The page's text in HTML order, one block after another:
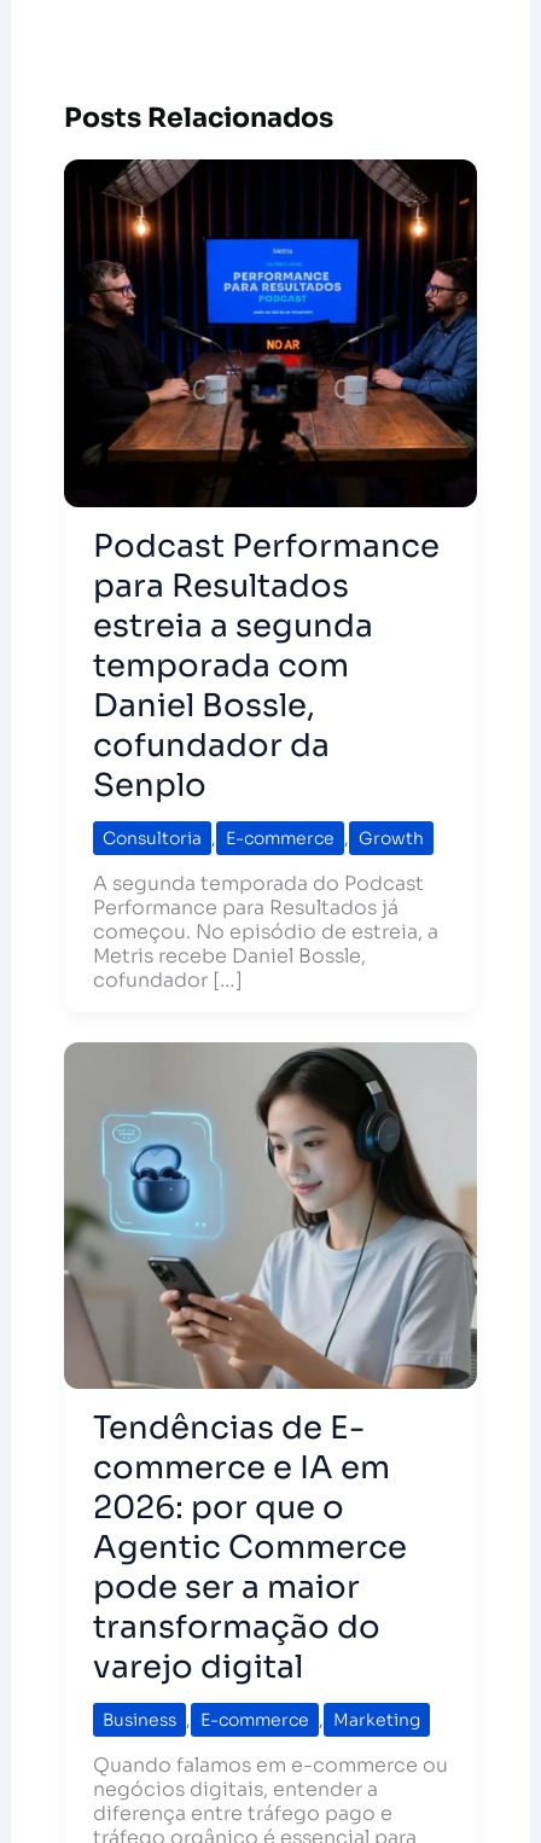
Posts Relacionados
Podcast Performance
para Resultados
estreia a segunda
temporada com
Daniel Bossle,
cofundador da
Senplo
Consultoria , E-commerce , Growth
A segunda temporada do Podcast
Performance para Resultados já
começou. No episódio de estreia, a
Metris recebe Daniel Bossle,
cofundador […]
Tendências de E-
commerce e IA em
2026: por que o
Agentic Commerce
pode ser a maior
transformação do
varejo digital
Business , E-commerce , Marketing
Quando falamos em e-commerce ou
negócios digitais, entender a
diferença entre tráfego pago e
tráfego orgânico é essencial para